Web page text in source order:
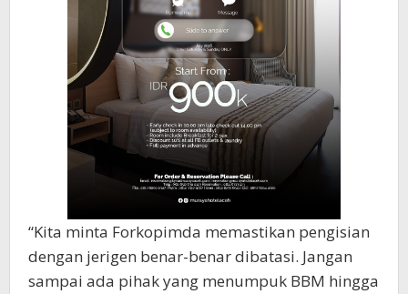
“Kita minta Forkopimda memastikan pengisian
dengan jerigen benar-benar dibatasi. Jangan
sampai ada pihak yang menumpuk BBM hingga